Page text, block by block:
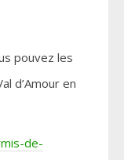
pouvez les
d’Amour en
de-